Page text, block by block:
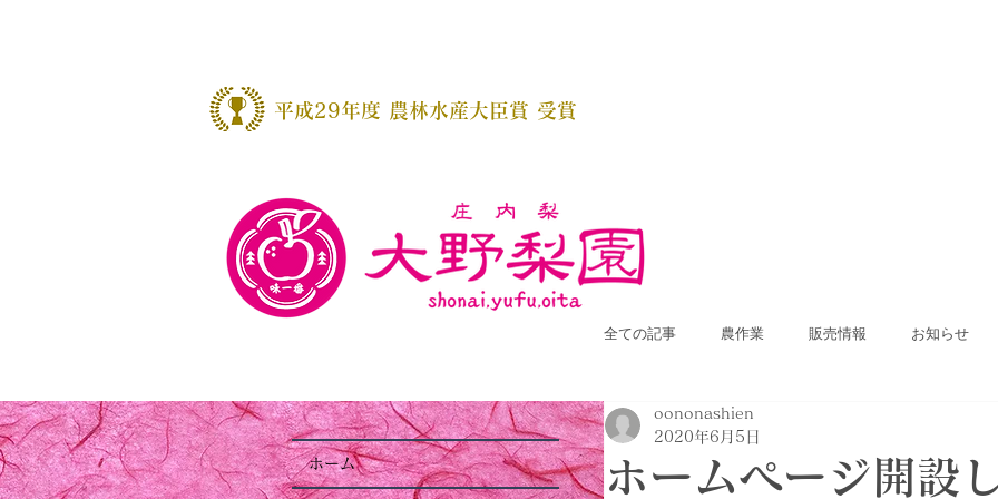
全ての記事 農作業 販売情報 お知らせ
ホームページ開設
oononashien
2020年6月5日
​平成29年度 農林水産大臣賞 受賞
ホーム